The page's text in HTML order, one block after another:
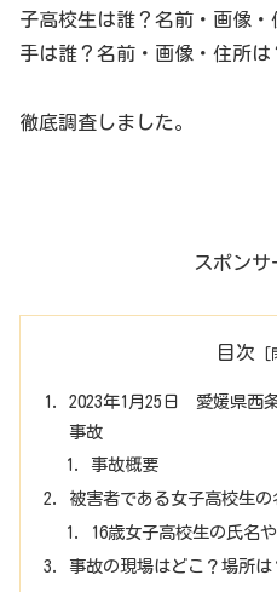
子高校生は誰？名前・画像
手は誰？名前・画像・住所は
徹底調査しました。
スポンサ
目次
2023年1月25日 愛媛県西
事故
事故概要
被害者である女子高校生
16歳女子高校生の氏名
事故の現場はどこ？場所は